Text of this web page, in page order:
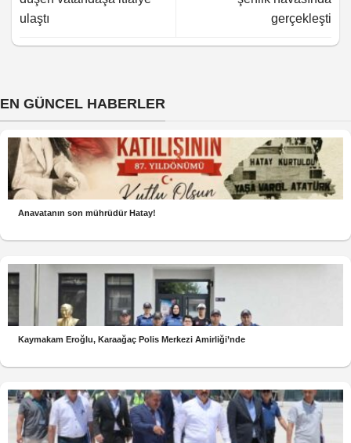
ulaştı
gerçekleşti
EN GÜNCEL HABERLER
Anavatanın son mührüdür Hatay!
Kaymakam Eroğlu, Karaağaç Polis Merkezi Amirliği’nde